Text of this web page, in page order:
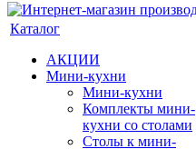
Каталог
АКЦИИ
Мини-кухни
Мини-кухни
Комплекты мини-
кухни со столами
Столы к мини-